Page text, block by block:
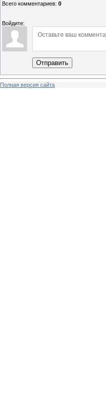
Всего комментариев: 0
Войдите:
Отправить
Полная версия сайта